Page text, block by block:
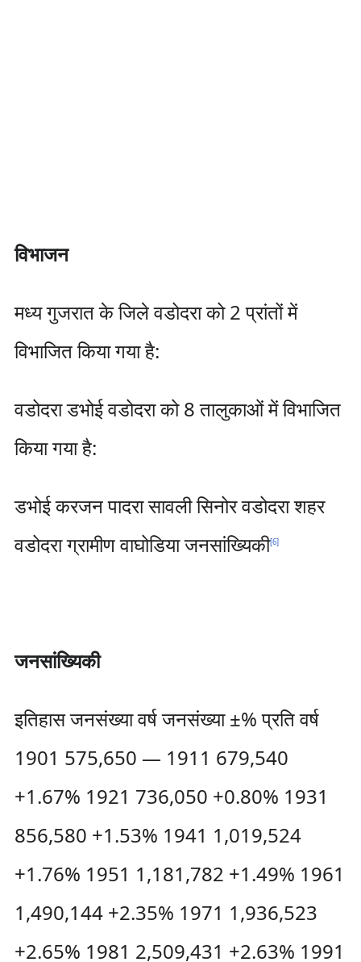
विभाजन
मध्य गुजरात के जिले वडोदरा को 2 प्रांतों में
विभाजित किया गया है:
वडोदरा डभोई वडोदरा को 8 तालुकाओं में विभाजित
किया गया है:
डभोई करजन पादरा सावली सिनोर वडोदरा शहर
वडोदरा ग्रामीण वाघोडिया जनसांख्यिकी[6]
जनसांख्यिकी
इतिहास जनसंख्या वर्ष जनसंख्या ±% प्रति वर्ष
1901 575,650 — 1911 679,540
+1.67% 1921 736,050 +0.80% 1931
856,580 +1.53% 1941 1,019,524
+1.76% 1951 1,181,782 +1.49% 1961
1,490,144 +2.35% 1971 1,936,523
+2.65% 1981 2,509,431 +2.63% 1991